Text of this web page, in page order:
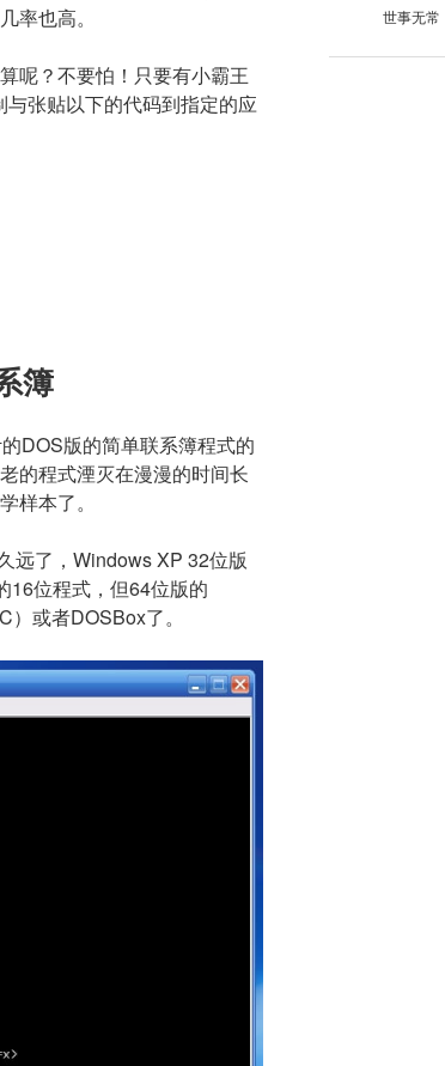
率也高。
呢？不要怕！只要有小霸王
张贴以下的代码到指定的应
簿
DOS版的简单联系簿程式的
的程式湮灭在漫漫的时间长
样本了。
远了，Windows XP 32位版
16位程式，但64位版的
或者DOSBox了。
世事无常